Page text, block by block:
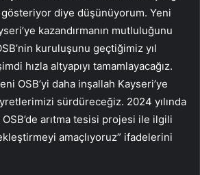
diye düşünüyorum. Yeni
kazandırmanın mutluluğunu
kuruluşunu geçtiğimiz yıl
hızla altyapıyı tamamlayacağız.
OSB’yi daha inşallah Kayseri’ye
sürdüreceğiz. 2024 yılında
arıtma tesisi projesi ile ilgili
amaçlıyoruz” ifadelerini